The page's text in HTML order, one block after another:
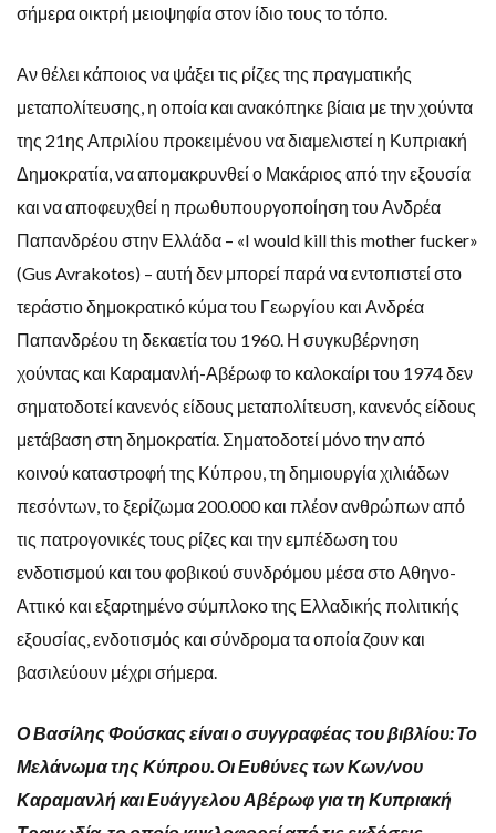
σήμερα οικτρή μειοψηφία στον ίδιο τους το τόπο.
Αν θέλει κάποιος να ψάξει τις ρίζες της πραγματικής
μεταπολίτευσης, η οποία και ανακόπηκε βίαια με την χούντα
της 21ης Απριλίου προκειμένου να διαμελιστεί η Κυπριακή
Δημοκρατία, να απομακρυνθεί ο Μακάριος από την εξουσία
και να αποφευχθεί η πρωθυπουργοποίηση του Ανδρέα
Παπανδρέου στην Ελλάδα – «I would kill this mother fucker»
(Gus Avrakotos) – αυτή δεν μπορεί παρά να εντοπιστεί στο
τεράστιο δημοκρατικό κύμα του Γεωργίου και Ανδρέα
Παπανδρέου τη δεκαετία του 1960. Η συγκυβέρνηση
χούντας και Καραμανλή-Αβέρωφ το καλοκαίρι του 1974 δεν
σηματοδοτεί κανενός είδους μεταπολίτευση, κανενός είδους
μετάβαση στη δημοκρατία. Σηματοδοτεί μόνο την από
κοινού καταστροφή της Κύπρου, τη δημιουργία χιλιάδων
πεσόντων, το ξερίζωμα 200.000 και πλέον ανθρώπων από
τις πατρογονικές τους ρίζες και την εμπέδωση του
ενδοτισμού και του φοβικού συνδρόμου μέσα στο Αθηνο-
Αττικό και εξαρτημένο σύμπλοκο της Ελλαδικής πολιτικής
εξουσίας, ενδοτισμός και σύνδρομα τα οποία ζουν και
βασιλεύουν μέχρι σήμερα.
Ο Βασίλης Φούσκας είναι ο συγγραφέας του βιβλίου: Το
Μελάνωμα της Κύπρου. Οι Ευθύνες των Κων/νου
Καραμανλή και Ευάγγελου Αβέρωφ για τη Κυπριακή